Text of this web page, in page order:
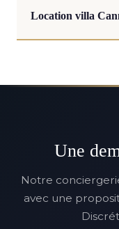
Location villa
Une
Notre
avec une